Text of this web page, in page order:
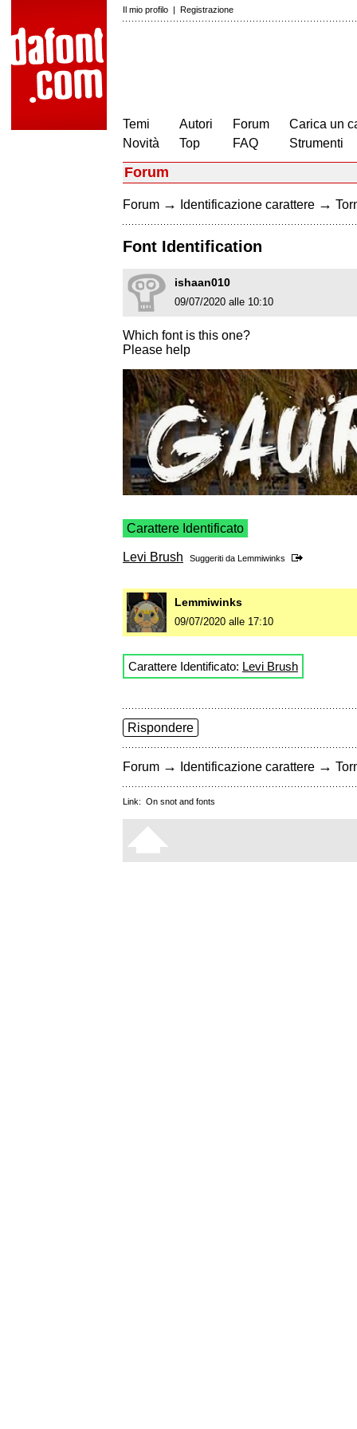
Il mio profilo | Registrazione
Temi
Novità
Autori
Top
Forum
FAQ
Carica un
Strumenti
Forum
Forum → Identificazione carattere →
Font Identification
ishaan010
09/07/2020 alle 10:10
Which font is this one?
Please help
Carattere Identificato
Levi Brush Suggeriti da Lemmiwinks
Lemmiwinks
09/07/2020 alle 17:10
Carattere Identificato: Levi Brush
Rispondere
Forum → Identificazione carattere →
Link: On snot and fonts